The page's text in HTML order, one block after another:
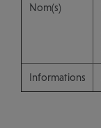
Nom(s)
Informations